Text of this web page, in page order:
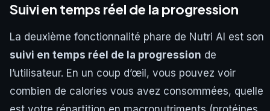
Suivi en temps réel de la progression
La deuxième fonctionnalité phare de Nutri AI est son
suivi en temps réel de la progression de
l’utilisateur. En un coup d’œil, vous pouvez voir
combien de calories vous avez consommées, quelle